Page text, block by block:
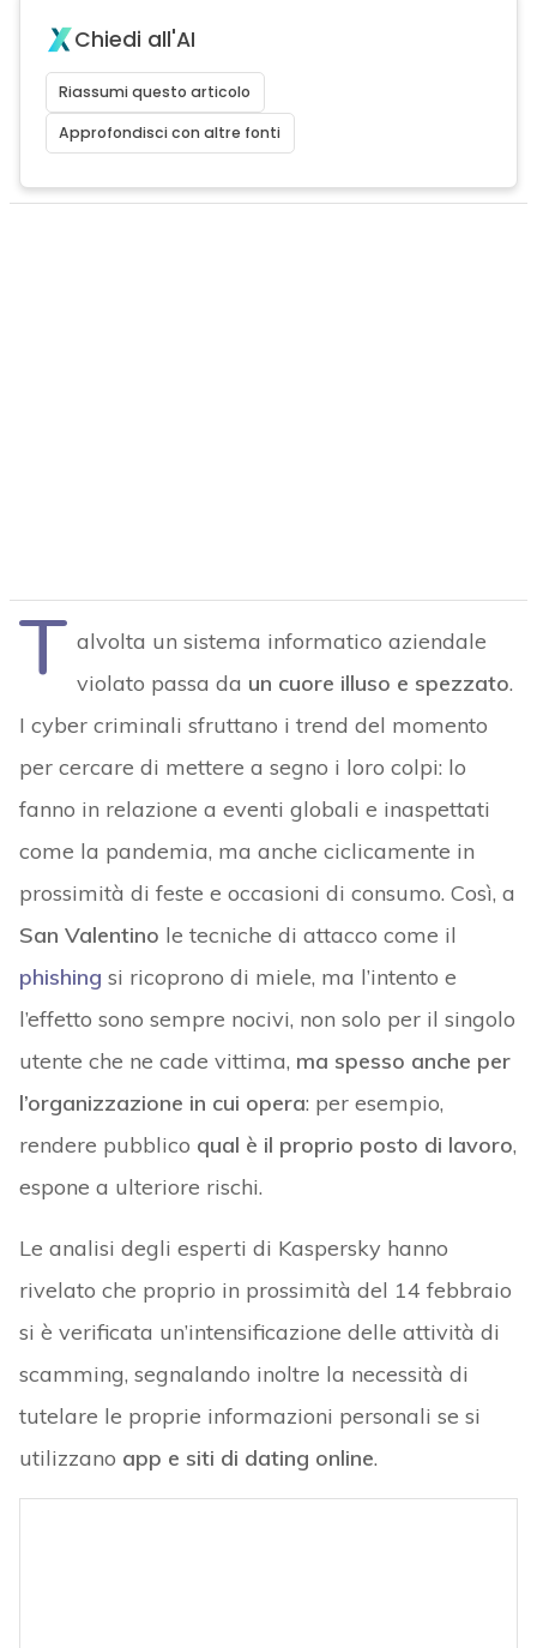
Chiedi all'AI
Riassumi questo articolo
Approfondisci con altre fonti
T alvolta un sistema informatico aziendale
violato passa da un cuore illuso e spezzato.
I cyber criminali sfruttano i trend del momento
per cercare di mettere a segno i loro colpi: lo
fanno in relazione a eventi globali e inaspettati
come la pandemia, ma anche ciclicamente in
prossimità di feste e occasioni di consumo. Così, a
San Valentino le tecniche di attacco come il
phishing si ricoprono di miele, ma l’intento e
l’effetto sono sempre nocivi, non solo per il singolo
utente che ne cade vittima, ma spesso anche per
l’organizzazione in cui opera: per esempio,
rendere pubblico qual è il proprio posto di lavoro,
espone a ulteriore rischi.
Le analisi degli esperti di Kaspersky hanno
rivelato che proprio in prossimità del 14 febbraio
si è verificata un’intensificazione delle attività di
scamming, segnalando inoltre la necessità di
tutelare le proprie informazioni personali se si
utilizzano app e siti di dating online.